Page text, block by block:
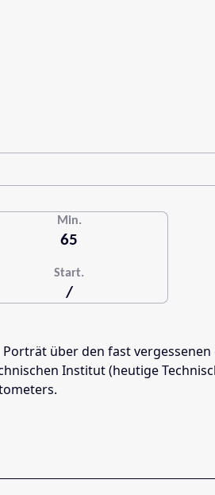
Min.
65
Start.
/
über den fast
Institut (heutige